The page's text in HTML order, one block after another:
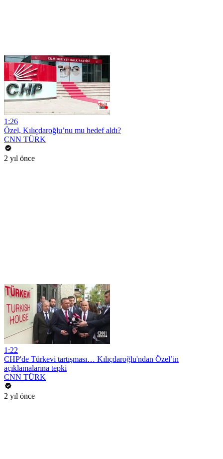
1:26
Özel, Kılıçdaroğlu’nu mu hedef aldı?
CNN TÜRK
2 yıl önce
1:22
CHP'de Türkevi tartışması… Kılıçdaroğlu'ndan Özel’in
açıklamalarına tepki
CNN TÜRK
2 yıl önce